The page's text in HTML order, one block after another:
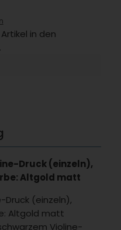
in den
Druck (einzeln),
Altgold matt
Druck (einzeln),
Altgold matt
Violine-